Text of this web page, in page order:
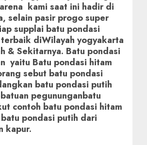
kami saat ini hadir di
selain pasir progo super
supplai batu pondasi
diWilayah yogyakarta
& Sekitarnya. Batu pondasi
yaitu Batu pondasi hitam
sebut batu pondasi
batu pondasi putih
pegununganbatu
contoh batu pondasi hitam
pondasi putih dari
kapur.